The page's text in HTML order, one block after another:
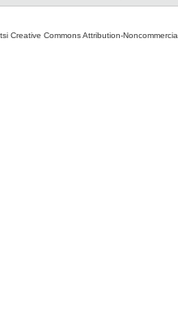
Creative Commons Attribution-